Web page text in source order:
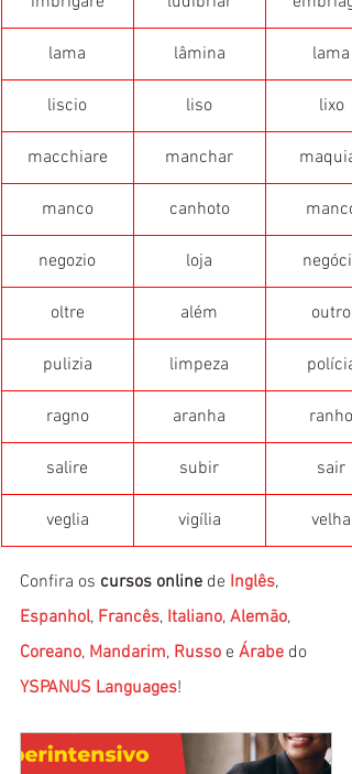
lama lâmina lama
liscio liso lixo
macchiare manchar maquiar
manco canhoto manco
negozio loja negócio
oltre além outro
pulizia limpeza polícia
ragno aranha ranho
salire subir sair
veglia vigília velha
Confira os cursos online de Inglês,
Espanhol, Francês, Italiano, Alemão,
Coreano, Mandarim, Russo e Árabe do
YSPANUS Languages!